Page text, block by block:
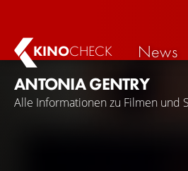
KINOCHECK News
ANTONIA GENTRY
Alle Informationen zu Filmen und